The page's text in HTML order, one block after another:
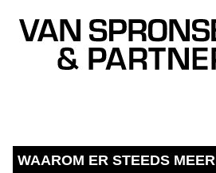
Van Spronsen & Partners
WAAROM ER STEEDS MEER